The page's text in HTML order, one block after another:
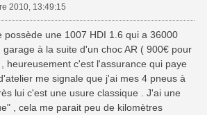
2010, 13:49:15
possède une 1007 HDI 1.6 qui a 36000
garage à la suite d'un choc AR ( 900€ pour
heureusement c'est l'assurance qui paye
me signale que j'ai mes 4 pneus à
lui c'est une usure classique . J'ai une
, cela me parait peu de kilomètres